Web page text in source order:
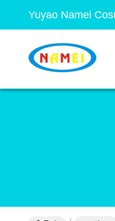
Yuyao Namei